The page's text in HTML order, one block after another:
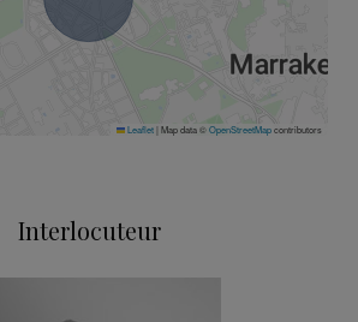
Leaflet| Map data ©OpenStreetMapcontributors
Interlocuteur